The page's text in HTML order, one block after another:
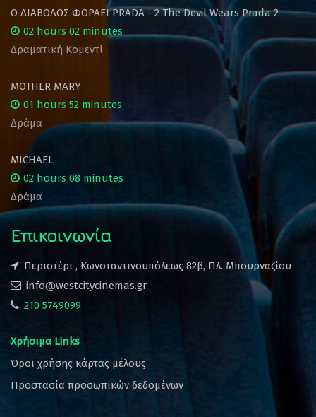
Ο ΔΙΑΒΟΛΟΣ ΦΟΡΑΕΙ PRADA - 2 The Devil Wears Prada 2
02 hours 02 minutes
Δραματική Κομεντί
MOTHER MARY
01 hours 52 minutes
Δράμα
MICHAEL
02 hours 08 minutes
Δράμα
Επικοινωνία
Περιστέρι , Κωνσταντινουπόλεως 82β, Πλ. Μπουρναζίου
info@westcitycinemas.gr
210 5749099
Χρήσιμα Links
Όροι χρήσης κάρτας μέλους
Προστασία προσωπικών δεδομένων